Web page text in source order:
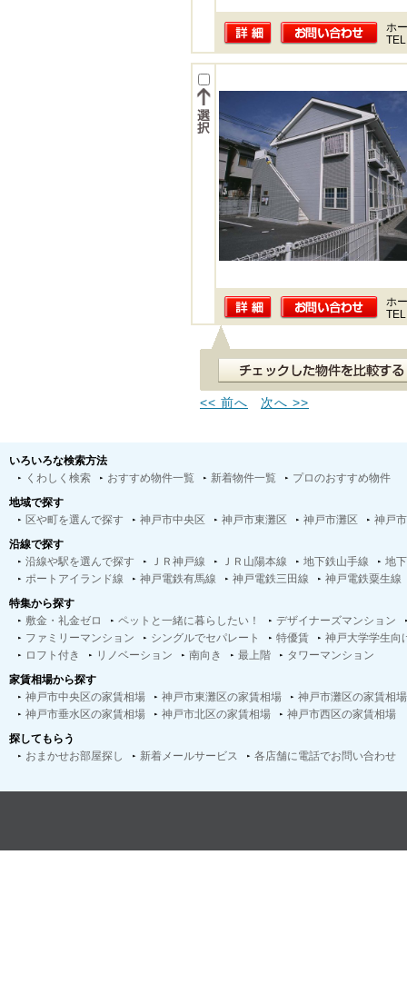
ホ
ホ
<< 前へ 次へ >>
いろいろな検索方法
くわしく検索
おすすめ物件一覧 新着物件一覧
プロのおすすめ物件
地域で探す
区や町を選んで探す
神戸市中央区 神戸市東灘区 神戸市灘区
神戸
沿線で探す
沿線や駅を選んで探す
ＪＲ神戸線 ＪＲ山陽本線 地下鉄山手線
地
ポートアイランド線
神戸電鉄有馬線 神戸電鉄三田線
神戸電鉄粟生線
特集から探す
敷金・礼金ゼロ
ペットと一緒に暮らしたい！
デザイナーズマンション
ファミリーマンション
シングルでセパレート 特優賃
神戸大学学生向
ロフト付き
リノベーション 南向き 最上階
タワーマンション
家賃相場から探す
神戸市中央区の家賃相場
神戸市東灘区の家賃相場
神戸市灘区の家賃相場
神戸市垂水区の家賃相場
神戸市北区の家賃相場
神戸市西区の家賃相場
探してもらう
おまかせお部屋探し
新着メールサービス 各店舗に電話でお問い合わせ